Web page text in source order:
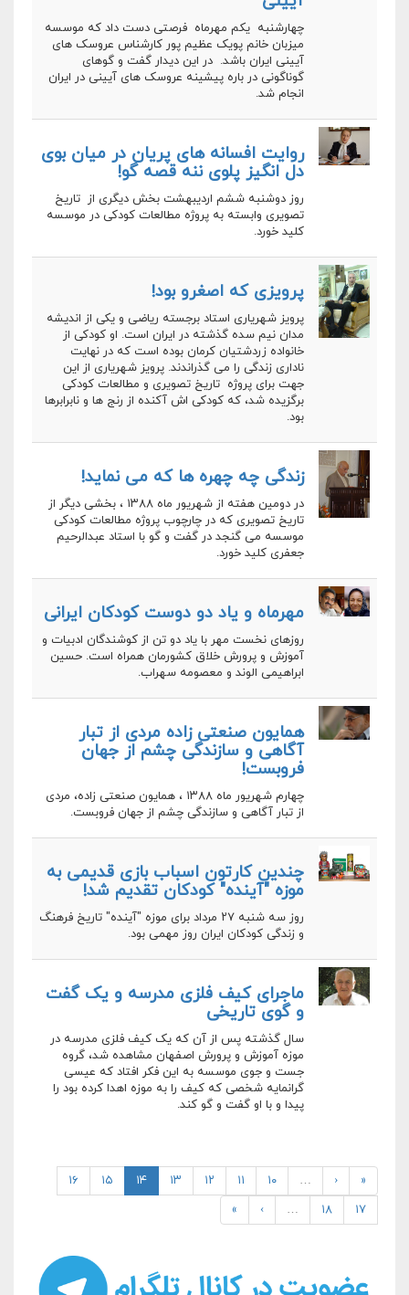
چهارشنبه یکم مهرماه فرصتی دست داد که موسسه
میزبان خانم پویک عظیم پور کارشناس عروسک های
آیینی ایران باشد. در این دیدار گفت و گوهای
گوناگونی در باره پیشینه عروسک های آیینی در ایران
انجام شد.
روایت افسانه های پریان در میان بوی
دل انگیز پلوی ننه قصه گو!
روز دوشنبه ششم اردیبهشت بخش دیگری از تاریخ
تصویری وابسته به پروژه مطالعات کودکی در موسسه
کلید خورد.
پرویزی که اصغرو بود!
پرویز شهریاری استاد برجسته ریاضی و یکی از اندیشه
مدان نیم سده گذشته در ایران است. او کودکی از
خانواده زردشتیان کرمان بوده است که در نهایت
ناداری زندگی را می گذراندند. پرویز شهریاری از این
جهت برای پروژه تاریخ تصویری و مطالعات کودکی
برگزیده شد، که کودکی اش آکنده از رنج ها و نابرابرها
بود.
زندگی چه چهره ها که می نماید!
در دومین هفته از شهریور ماه ۱۳۸۸ ، بخشی دیگر از
تاریخ تصویری که در چارچوب پروژه مطالعات کودکی
موسسه می گنجد در گفت و گو با استاد عبدالرحیم
جعفری کلید خورد.
مهرماه و یاد دو دوست کودکان ایرانی
روزهای نخست مهر با یاد دو تن از کوشندگان ادبیات و
آموزش و پرورش خلاق کشورمان همراه است. حسین
ابراهیمی الوند و معصومه سهراب.
همایون صنعتی زاده مردی از تبار
آگاهی و سازندگی چشم از جهان
فروبست!
چهارم شهریور ماه ۱۳۸۸ ، همایون صنعتی زاده، مردی
از تبار آگاهی و سازندگی چشم از جهان فروبست.
چندین کارتون اسباب بازی قدیمی به
موزه "آینده" کودکان تقدیم شد!
روز سه شنبه ۲۷ مرداد برای موزه "آینده"‌ تاریخ فرهنگ
و زندگی کودکان ایران روز مهمی بود.
ماجرای کیف فلزی مدرسه و یک گفت
و گوی تاریخی
سال گذشته پس از آن که یک کیف فلزی مدرسه در
موزه آموزش و پرورش اصفهان مشاهده شد، گروه
جست و جوی موسسه به این فکر افتاد که عیسی
گرانمایه شخصی که کیف را به موزه اهدا کرده بود را
پیدا و با او گفت و گو کند.
«
‹
… ۱۰ ۱۱ ۱۲ ۱۳ ۱۴ ۱۵
۱۶
۱۷
۱۸ …
›
»